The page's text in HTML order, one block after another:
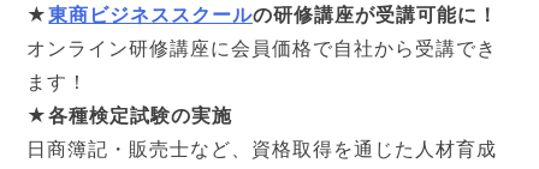
★東商ビジネススクールの研修講座が受講可能に！
オンライン研修講座に会員価格で自社から受講でき
ます！
★各種検定試験の実施
日商簿記・販売士など、資格取得を通じた人材育成